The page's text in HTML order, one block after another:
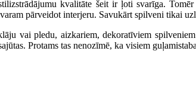
kvalitāte šeit ir ļoti svarīga.
pārveidot interjeru. Savukārt spilveni tikai
vai pledu, aizkariem, dekoratīviem
Protams tas nenozīmē, ka visiem